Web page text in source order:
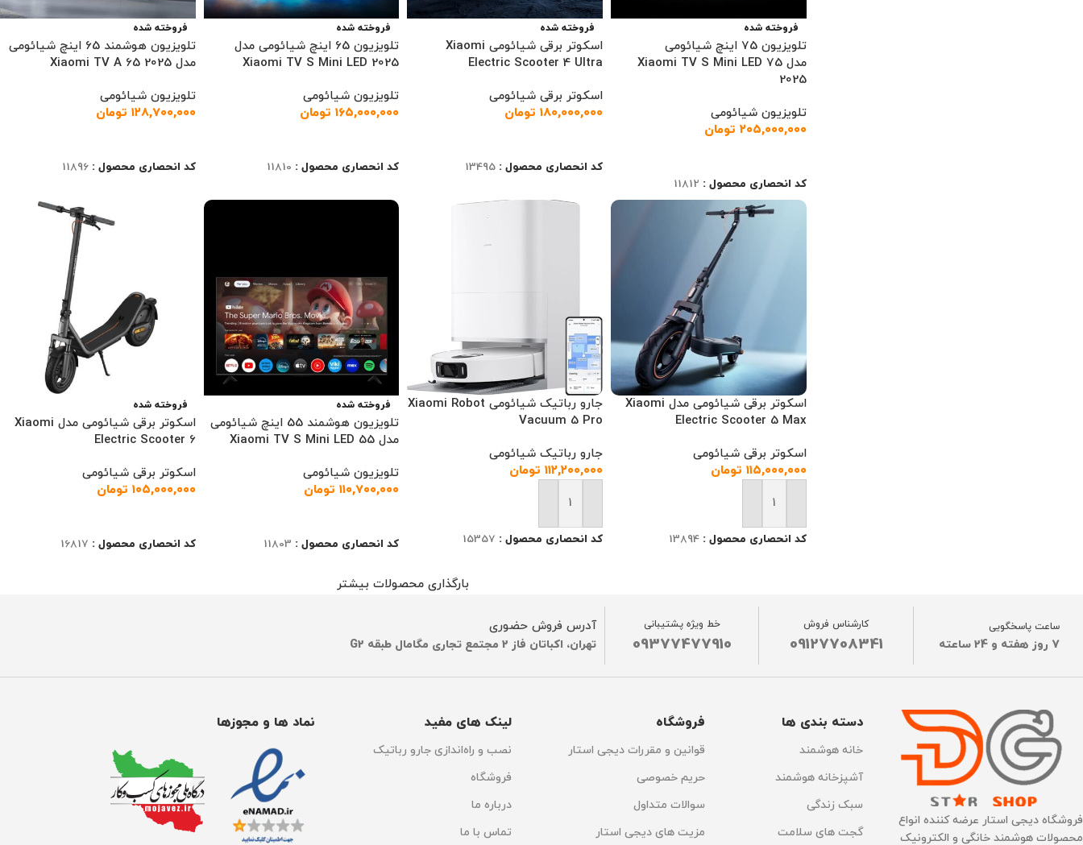
فروخته شده
تلویزیون 75 اینچ شیائومی
مدل Xiaomi TV S Mini LED 75
2025
تلویزیون شیائومی
۲۰۵,۰۰۰,۰۰۰ تومان
کد انحصاری محصول : 11812
فروخته شده
اسکوتر برقی شیائومی Xiaomi
Electric Scooter 4 Ultra
اسکوتر برقی شیائومی
۱۸۰,۰۰۰,۰۰۰ تومان
کد انحصاری محصول :13495
فروخته شده
تلویزیون 65 اینچ شیائومی مدل
Xiaomi TV S Mini LED 2025
تلویزیون شیائومی
۱۶۵,۰۰۰,۰۰۰ تومان
کد انحصاری محصول : 11810
فروخته شده
تلویزیون هوشمند 65 اینچ شیائومی
مدل Xiaomi TV A 65 2025
تلویزیون شیائومی
۱۲۸,۷۰۰,۰۰۰ تومان
کد انحصاری محصول :11896
اسکوتر برقی شیائومی مدل Xiaomi
Electric Scooter 5 Max
اسکوتر برقی شیائومی
۱۱۵,۰۰۰,۰۰۰ تومان
افزودن به سبد خرید
کد انحصاری محصول :13894
جارو رباتیک شیائومی Xiaomi Robot
Vacuum 5 Pro
جارو رباتیک شیائومی
۱۱۲,۲۰۰,۰۰۰ تومان
افزودن به سبد خرید
کد انحصاری محصول : 15357
فروخته شده
تلویزیون هوشمند 55 اینچ شیائومی
مدل Xiaomi TV S Mini LED 55
تلویزیون شیائومی
۱۱۰,۷۰۰,۰۰۰ تومان
کد انحصاری محصول : 11803
فروخته شده
اسکوتر برقی شیائومی مدل Xiaomi
Electric Scooter 6
اسکوتر برقی شیائومی
۱۰۵,۰۰۰,۰۰۰ تومان
کد انحصاری محصول : 16817
بارگذاری محصولات بیشتر
ساعت پاسخگویی
7 روز هفته و 24 ساعته
کارشناس فروش
09127708341
خط ویژه پشتیبانی
09377477910
آدرس فروش حضوری
تهران، اکباتان فاز 2 مجتمع تجاری مگامال طبقه G2
فروشگاه دیجی استار عرضه کننده انواع
محصولات هوشمند خانگی و الکترونیک
دسته بندی ها
خانه هوشمند
آشپزخانه هوشمند
سبک زندگی
گجت های سلامت
فروشگاه
قوانین و مقررات دیجی استار
حریم خصوصی
سوالات متداول
مزیت های دیجی استار
لینک های مفید
نصب و راه‌اندازی جارو رباتیک
فروشگاه
درباره ما
تماس با ما
نماد ها و مجوزها